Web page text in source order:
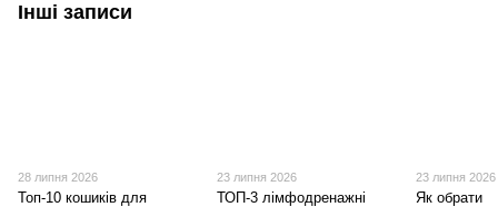
Інші записи
28 липня 2026
Топ-10 кошиків для
23 липня 2026
ТОП-3 лімфодренажні
23 липня 2026
Як обрати